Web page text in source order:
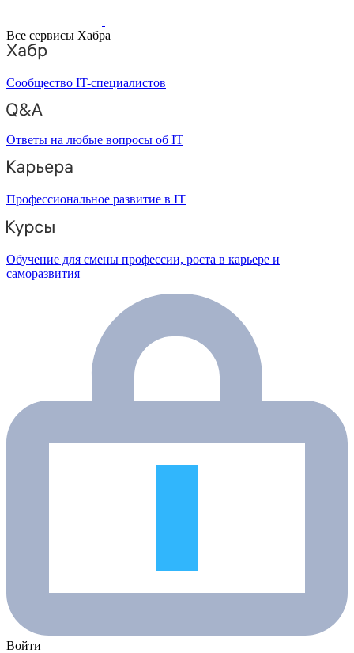
Все сервисы Хабра
Сообщество IT-специалистов
Ответы на любые вопросы об IT
Профессиональное развитие в IT
Обучение для смены профессии, роста в карьере и
саморазвития
Войти